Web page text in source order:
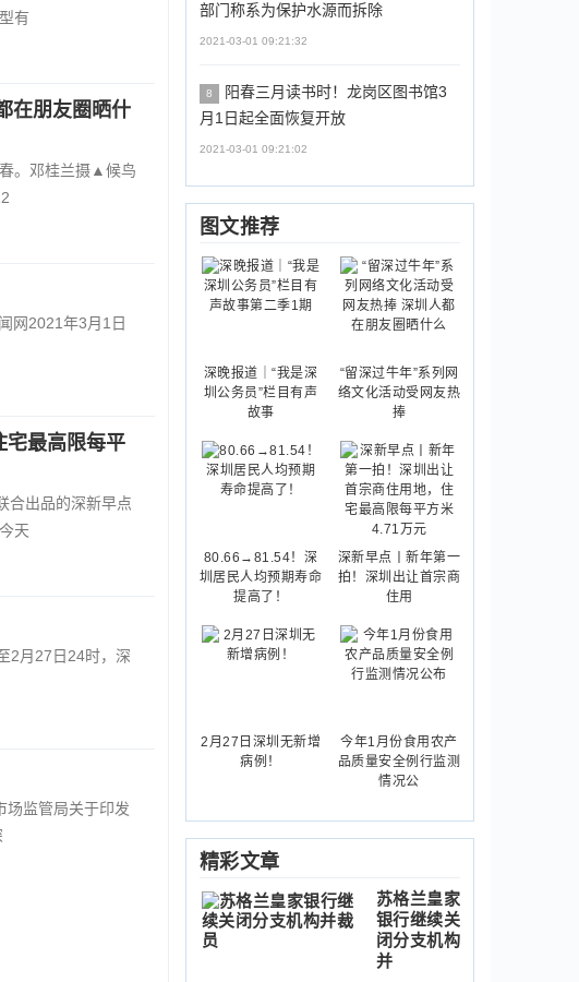
有
在朋友圈晒什
。邓桂兰摄▲候鸟
网2021年3月1日
宅最高限每平
合出品的深新早点
天
2月27日24时，深
场监管局关于印发
部门称系为保护水源而拆除
2021-03-01 09:21:32
8
阳春三月读书时！龙岗区图书馆3
月1日起全面恢复开放
2021-03-01 09:21:02
图文推荐
深晚报道｜“我是深
圳公务员”栏目有声
故事
“留深过牛年”系列网
络文化活动受网友热
捧
80.66→81.54！深
圳居民人均预期寿命
提高了！
深新早点丨新年第一
拍！深圳出让首宗商
住用
2月27日深圳无新增
病例！
今年1月份食用农产
品质量安全例行监测
情况公
精彩文章
苏格兰皇家
银行继续关
闭分支机构
并